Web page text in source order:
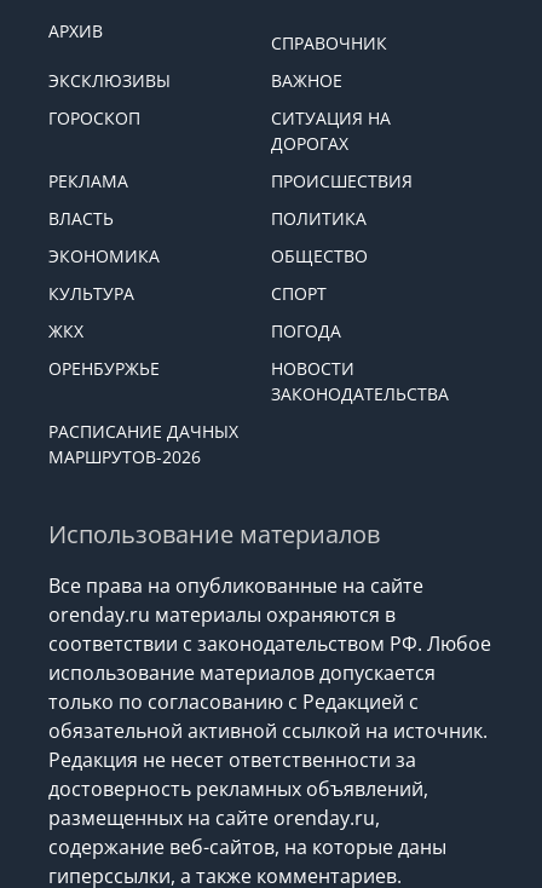
АРХИВ
СПРАВОЧНИК
ЭКСКЛЮЗИВЫ
ВАЖНОЕ
ГОРОСКОП
СИТУАЦИЯ НА
ДОРОГАХ
РЕКЛАМА
ПРОИСШЕСТВИЯ
ВЛАСТЬ
ПОЛИТИКА
ЭКОНОМИКА
ОБЩЕСТВО
КУЛЬТУРА
СПОРТ
ЖКХ
ПОГОДА
ОРЕНБУРЖЬЕ
НОВОСТИ
ЗАКОНОДАТЕЛЬСТВА
РАСПИСАНИЕ ДАЧНЫХ
МАРШРУТОВ-2026
Использование материалов
Все права на опубликованные на сайте
orenday.ru материалы охраняются в
соответствии с законодательством РФ. Любое
использование материалов допускается
только по согласованию с Редакцией с
обязательной активной ссылкой на источник.
Редакция не несет ответственности за
достоверность рекламных объявлений,
размещенных на сайте orenday.ru,
содержание веб-сайтов, на которые даны
гиперссылки, а также комментариев.